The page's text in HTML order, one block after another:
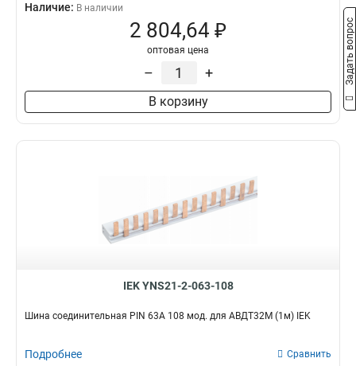
Наличие: В наличии
2 804,64 ₽
оптовая цена
– +
В корзину
IEK YNS21-2-063-108
Шина соединительная PIN 63A 108 мод. для АВДТ32М (1м) IEK
Подробнее Сравнить
Задать вопрос